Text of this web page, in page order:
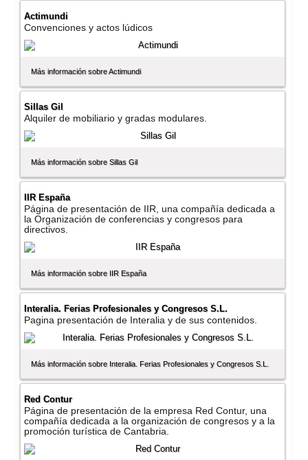
Actimundi
Convenciones y actos lúdicos
Más información sobre Actimundi
Sillas Gil
Alquiler de mobiliario y gradas modulares.
Más información sobre Sillas Gil
IIR España
Página de presentación de IIR, una compañí­a dedicada a
la Organización de conferencias y congresos para
directivos.
Más información sobre IIR España
Interalia. Ferias Profesionales y Congresos S.L.
Pagina presentación de Interalia y de sus contenidos.
Más información sobre Interalia. Ferias Profesionales y Congresos S.L.
Red Contur
Página de presentación de la empresa Red Contur, una
compañí­a dedicada a la organización de congresos y a la
promoción turí­stica de Cantabria.